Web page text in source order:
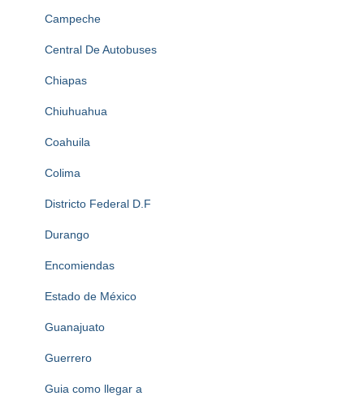
Campeche
Central De Autobuses
Chiapas
Chiuhuahua
Coahuila
Colima
Districto Federal D.F
Durango
Encomiendas
Estado de México
Guanajuato
Guerrero
Guia como llegar a